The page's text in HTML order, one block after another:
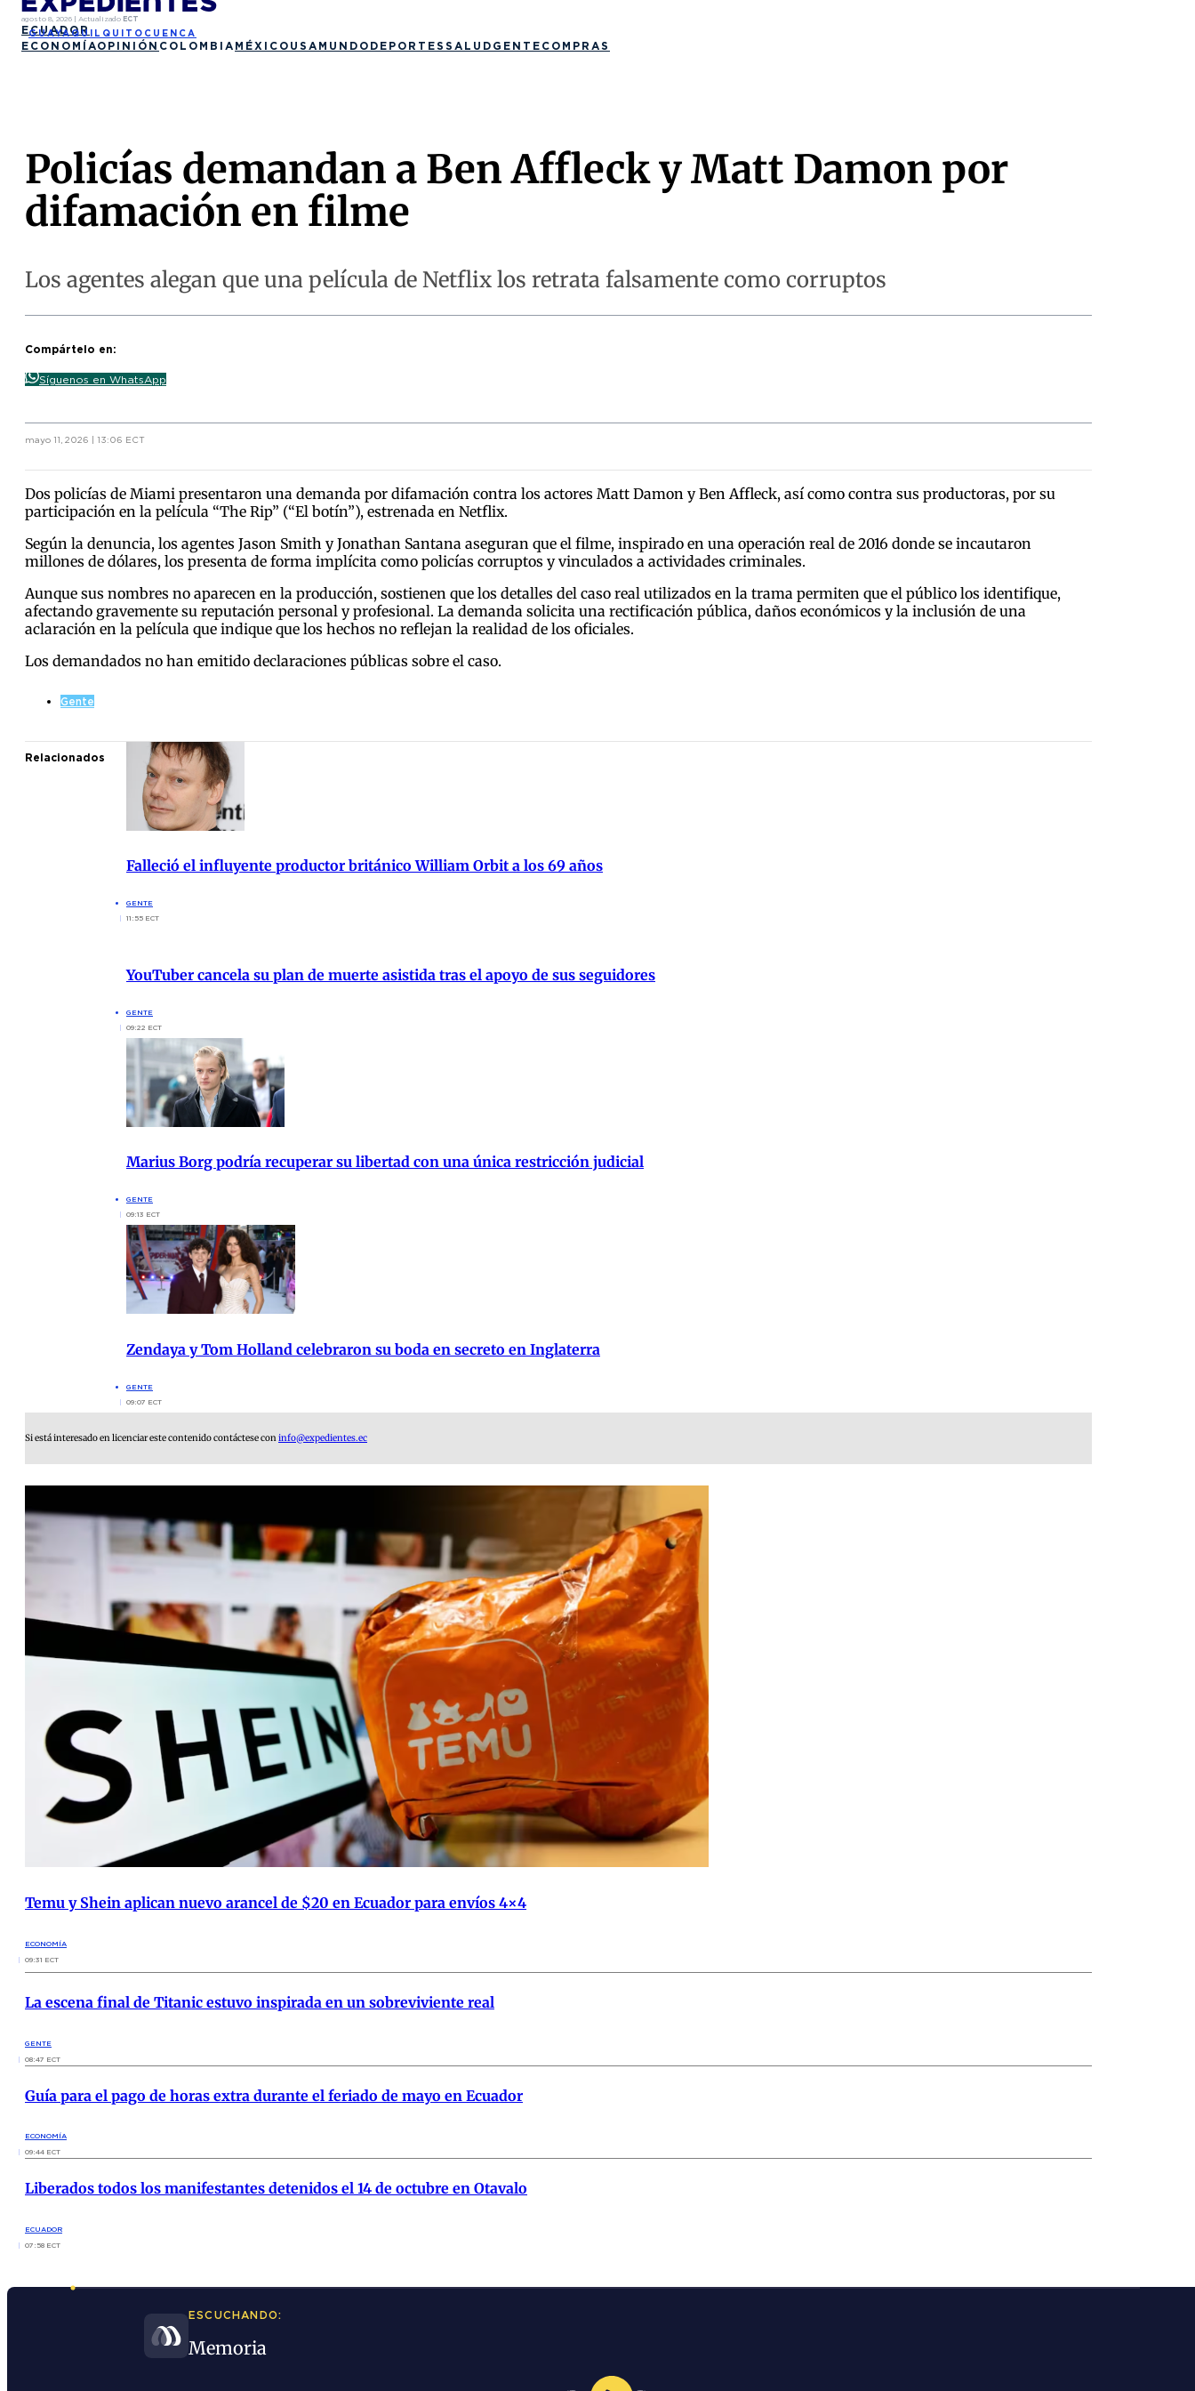
agosto 8, 2026 | Actualizado ECT
ECUADOR
GUAYAQUIL QUITO CUENCA
ECONOMÍAOPINIÓN COLOMBIA MÉXICO USA MUNDO DEPORTES SALUD GENTE COMPRAS
Policías demandan a Ben Affleck y Matt Damon por
difamación en filme
Los agentes alegan que una película de Netflix los retrata falsamente como corruptos
Compártelo en:
Síguenos en WhatsApp
mayo 11, 2026 | 13:06 ECT
Dos policías de Miami presentaron una demanda por difamación contra los actores Matt Damon y Ben Affleck, así como contra sus productoras, por su
participación en la película “The Rip” (“El botín”), estrenada en Netflix.
Según la denuncia, los agentes Jason Smith y Jonathan Santana aseguran que el filme, inspirado en una operación real de 2016 donde se incautaron
millones de dólares, los presenta de forma implícita como policías corruptos y vinculados a actividades criminales.
Aunque sus nombres no aparecen en la producción, sostienen que los detalles del caso real utilizados en la trama permiten que el público los identifique,
afectando gravemente su reputación personal y profesional. La demanda solicita una rectificación pública, daños económicos y la inclusión de una
aclaración en la película que indique que los hechos no reflejan la realidad de los oficiales.
Los demandados no han emitido declaraciones públicas sobre el caso.
Gente
Relacionados
Falleció el influyente productor británico William Orbit a los 69 años
GENTE
11:55 ECT
YouTuber cancela su plan de muerte asistida tras el apoyo de sus seguidores
GENTE
09:22 ECT
Marius Borg podría recuperar su libertad con una única restricción judicial
GENTE
09:13 ECT
Zendaya y Tom Holland celebraron su boda en secreto en Inglaterra
GENTE
09:07 ECT
Si está interesado en licenciar este contenido contáctese coninfo@expedientes.ec
Temu y Shein aplican nuevo arancel de $20 en Ecuador para envíos 4×4
ECONOMÍA
09:31 ECT
La escena final de Titanic estuvo inspirada en un sobreviviente real
GENTE
08:47 ECT
Guía para el pago de horas extra durante el feriado de mayo en Ecuador
ECONOMÍA
09:44 ECT
Liberados todos los manifestantes detenidos el 14 de octubre en Otavalo
ECUADOR
07:58 ECT
ESCUCHANDO:
Memoria